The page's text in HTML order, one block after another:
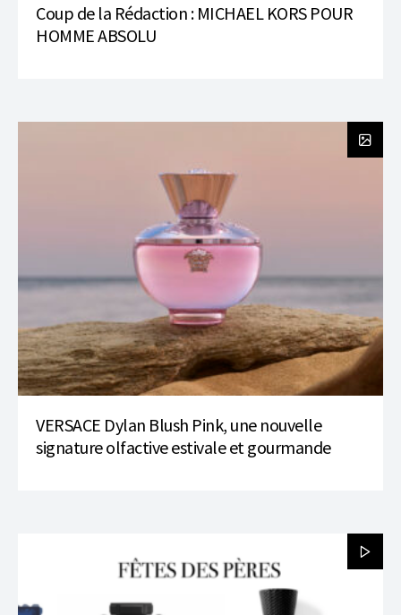
Coup de la Rédaction : MICHAEL KORS POUR
HOMME ABSOLU
VERSACE Dylan Blush Pink, une nouvelle
signature olfactive estivale et gourmande